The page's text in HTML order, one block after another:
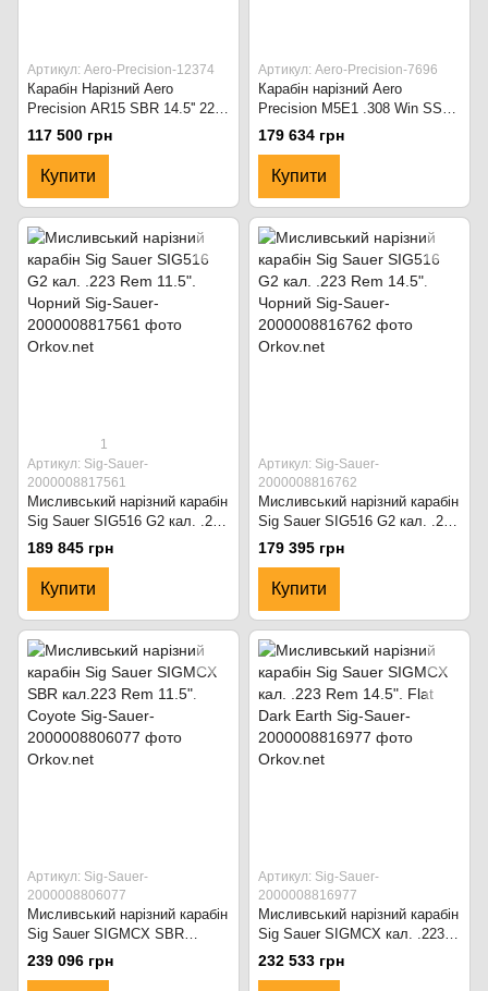
Артикул: Aero-Precision-12374
Карабін Нарізний Aero
Precision АR15 SBR 14.5'' 223
Rem Chrome. Чорний
117 500 грн
Купити
Артикул: Aero-Precision-7696
Карабін нарізний Aero
Precision M5E1 .308 Win SS
Barrel 20" MOE/PRS.
179 634 грн
Купити
1
Артикул: Sig-Sauer-
2000008817561
Мисливський нарізний карабін
Sig Sauer SIG516 G2 кал. .223
Rem 11.5". Чорний
189 845 грн
Купити
Артикул: Sig-Sauer-
2000008816762
Мисливський нарізний карабін
Sig Sauer SIG516 G2 кал. .223
Rem 14.5". Чорний
179 395 грн
Купити
Артикул: Sig-Sauer-
2000008806077
Мисливський нарізний карабін
Sig Sauer SIGMCX SBR
кал.223 Rem 11.5". Coyote
239 096 грн
Артикул: Sig-Sauer-
2000008816977
Мисливський нарізний карабін
Sig Sauer SIGMCX кал. .223
Rem 14.5". Flat Dark Earth
232 533 грн